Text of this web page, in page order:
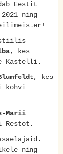
Eestit
ning
stiilis
, kes
Kastelli.
, kes
kohvi
Marii
Restot.
ning